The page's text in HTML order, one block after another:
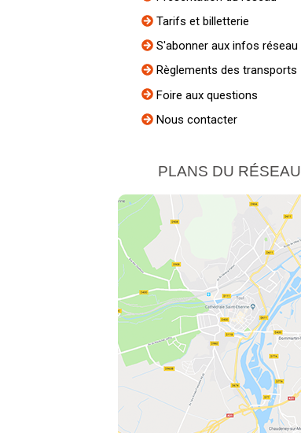
Tarifs et billetterie
S'abonner aux infos réseau
Règlements des transports
Foire aux questions
Nous contacter
PLANS DU RÉSEAU